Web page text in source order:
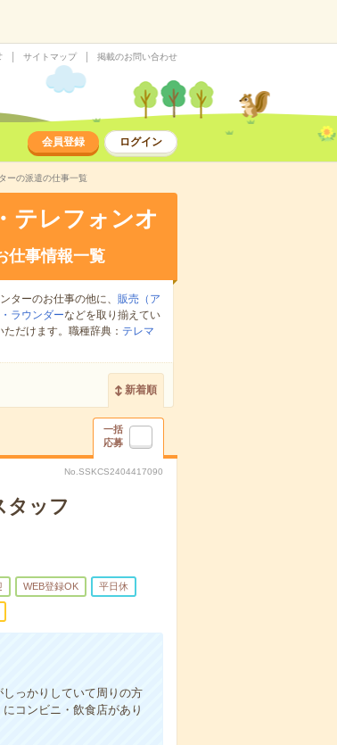
サイトマップ 掲載のお問い合わせ
会員登録 ログイン
ーの派遣の仕事一覧
テレフォンオ
仕事情報一覧
ターのお仕事の他に、 販売（ア
ラウンダーなどを取り揃えてい
だけます。職種辞典： テレマ
新着順
一括
応募
No.SSKCS2404417090
タッフ
WEB登録OK 平日休
っかりしていて周りの方
コンビニ・飲食店があり